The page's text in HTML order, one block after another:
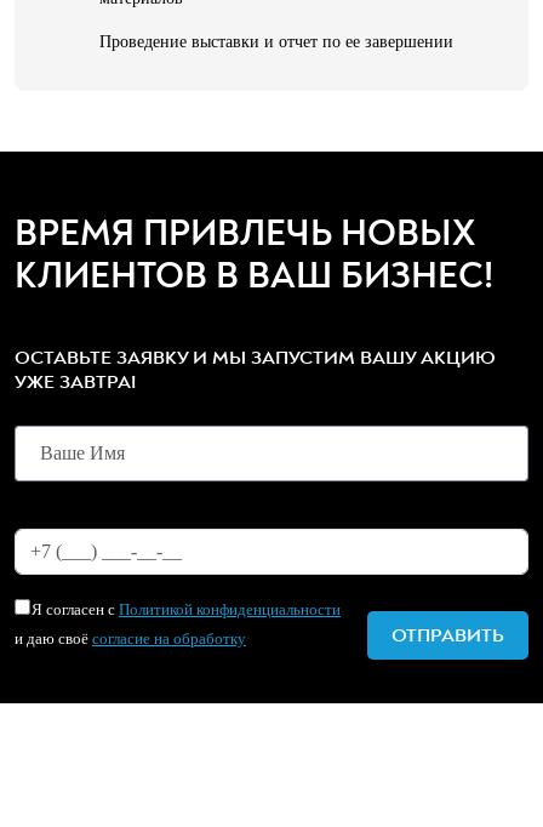
Проведение выставки и отчет по ее завершении
ВРЕМЯ ПРИВЛЕЧЬ НОВЫХ
КЛИЕНТОВ В ВАШ БИЗНЕС!
ОСТАВЬТЕ ЗАЯВКУ И МЫ ЗАПУСТИМ ВАШУ АКЦИЮ
УЖЕ ЗАВТРА!
Я согласен с Политикой конфиденциальности
и даю своё согласие на обработку